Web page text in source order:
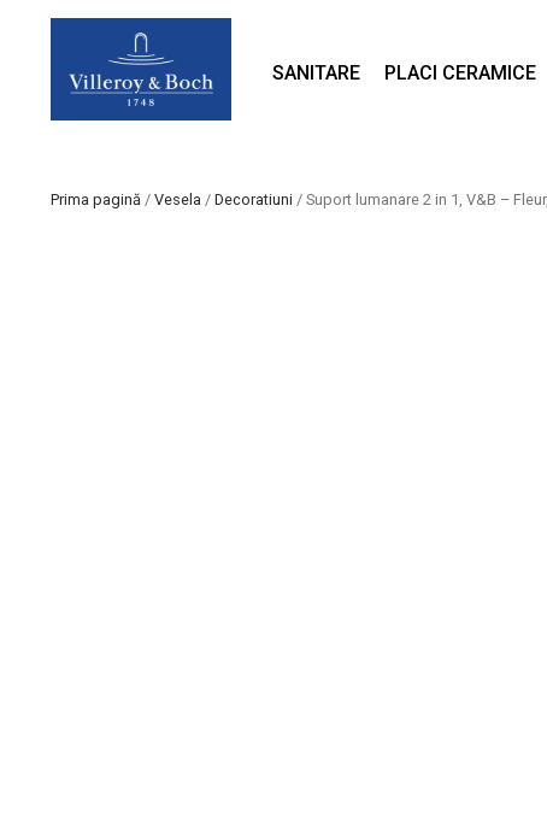
SANITARE PLACI CERAMICE
Prima pagină/ Vesela / Decoratiuni/ Suport lumanare 2 in 1, V&B –